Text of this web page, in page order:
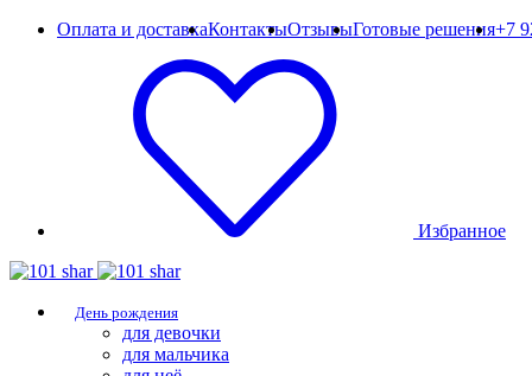
Оплата и доставкаКонтактыОтзывыГотовые решения+7
Избранное
День рождения
для девочки
для мальчика